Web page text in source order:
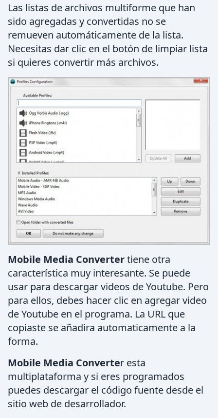
Las listas de archivos multiforme que han
sido agregadas y convertidas no se
remueven automáticamente de la lista.
Necesitas dar clic en el botón de limpiar lista
si quieres convertir más archivos.
Mobile Media Convertertiene otra
característica muy interesante. Se puede
usar para descargar videos de Youtube. Pero
para ellos, debes hacer clic en agregar video
de Youtube en el programa. La URL que
copiaste se añadira automaticamente a la
forma.
Mobile Media Converter esta
multiplataforma y si eres programados
puedes descargar el código fuente desde el
sitio web de desarrollador.